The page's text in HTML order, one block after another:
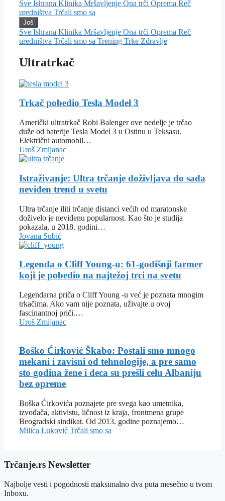
Sve Ishrana Klinika Mršavljenje Ona trči Oprema Reč
uredništva Trčali smo sa
Još
Sve Ishrana Klinika Mršavljenje Ona trči Oprema Reč
uredništva Trčali smo sa Trening Trke Zdravlje
Ultratrkač
Trkač pobedio Tesla Model 3
Američki ultratrkač Robi Balenger ove nedelje je trčao
duže od baterije Tesla Model 3 u Ostinu u Teksasu.
Električni automobil…
Uroš Zmijanac
Istraživanje: Ultra trčanje doživljava do sada
neviđen trend u svetu
Ultra trčanje iliti trčanje distanci većih od maratonske
doživelo je neviđenu popularnost. Kao što je studija
pokazala, u 2018. godini…
Jovana Subić
Legenda o Cliff Young-u: 61-godišnji farmer
koji je pobedio na najtežoj trci na svetu
Legendarna priča o Cliff Young -u već je poznata mnogim
trkačima. Ako vam nije poznata, uživajte u ovoj
fascinantnoj priči.…
Uroš Zmijanac
Boško Ćirković Škabo: Postali smo mnogo
mekani i zavisni od tehnologije, a pre samo
sto godina žene i deca su prešli celu Albaniju
bez opreme
Boška Ćirkovića poznajete pre svega kao umetnika,
izvođača, aktivistu, ličnost iz kraja, frontmena grupe
Beogradski sindikat. Od 2013. godine poznajemo…
Milica Luković Trčali smo sa
Trčanje.rs Newsletter
Najbolje vesti i pogodnosti maksimalno dva puta mesečno u tvom
Inboxu.